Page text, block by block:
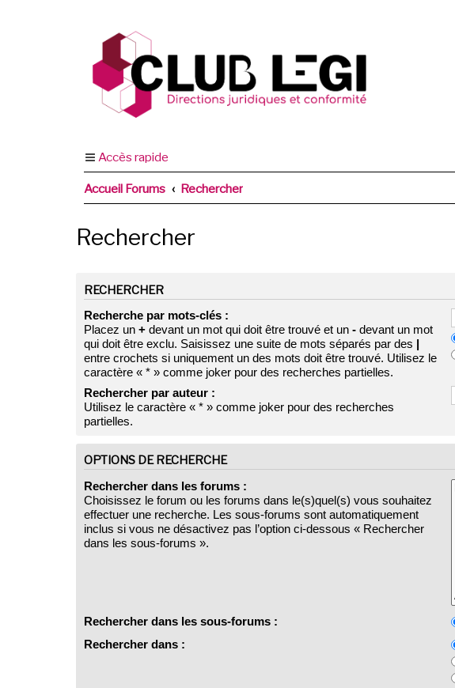
Accès rapide
Accueil Forums Rechercher
Rechercher
RECHERCHER
Recherche par mots-clés :
Placez un + devant un mot qui doit être trouvé et un - devant un mot
qui doit être exclu. Saisissez une suite de mots séparés par des |
entre crochets si uniquement un des mots doit être trouvé. Utilisez le
caractère « * » comme joker pour des recherches partielles.
Rechercher par auteur :
Utilisez le caractère « * » comme joker pour des recherches
partielles.
OPTIONS DE RECHERCHE
Rechercher dans les forums :
Choisissez le forum ou les forums dans le(s)quel(s) vous souhaitez
effectuer une recherche. Les sous-forums sont automatiquement
inclus si vous ne désactivez pas l’option ci-dessous « Rechercher
dans les sous-forums ».
Rechercher dans les sous-forums :
Rechercher dans :